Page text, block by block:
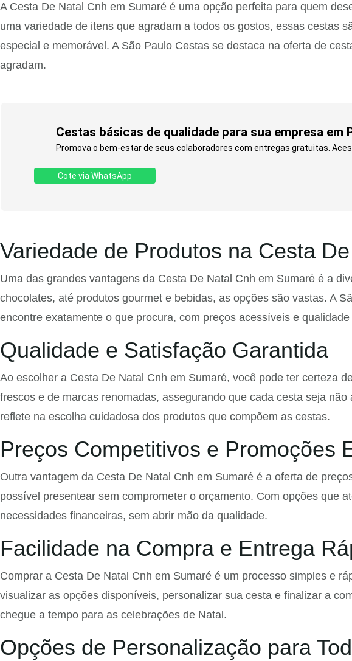
A Cesta De Natal Cnh em Sumaré é uma opção perfeita para quem
uma variedade de itens que agradam a todos os gostos, essas cestas
especial e memorável. A São Paulo Cestas se destaca na oferta de
agradam.
Cestas básicas de qualidade para sua empresa em
Promova o bem-estar de seus colaboradores com entregas gratuitas.
Cote via WhatsApp
Variedade de Produtos na Cesta
Uma das grandes vantagens da Cesta De Natal Cnh em Sumaré é a
chocolates, até produtos gourmet e bebidas, as opções são vastas. A
encontre exatamente o que procura, com preços acessíveis e
Qualidade e Satisfação Garantida
Ao escolher a Cesta De Natal Cnh em Sumaré, você pode ter certeza
frescos e de marcas renomadas, assegurando que cada cesta seja
reflete na escolha cuidadosa dos produtos que compõem as cestas.
Preços Competitivos e Promoções
Outra vantagem da Cesta De Natal Cnh em Sumaré é a oferta de
possível presentear sem comprometer o orçamento. Com opções que
necessidades financeiras, sem abrir mão da qualidade.
Facilidade na Compra e Entrega
Comprar a Cesta De Natal Cnh em Sumaré é um processo simples e
visualizar as opções disponíveis, personalizar sua cesta e finalizar a
chegue a tempo para as celebrações de Natal.
Opções de Personalização para